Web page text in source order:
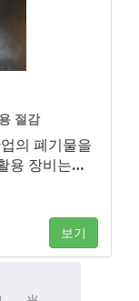
절감
의 폐기물을
용 장비는…
보기